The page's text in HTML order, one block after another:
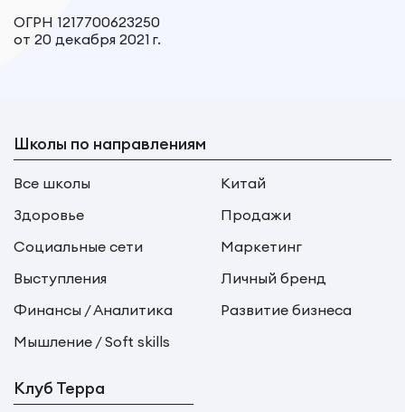
ОГРН 1217700623250
от 20 декабря 2021 г.
Школы по направлениям
Все школы
Китай
Здоровье
Продажи
Социальные сети
Маркетинг
Выступления
Личный бренд
Финансы / Аналитика
Развитие бизнеса
Мышление / Soft skills
Клуб Терра